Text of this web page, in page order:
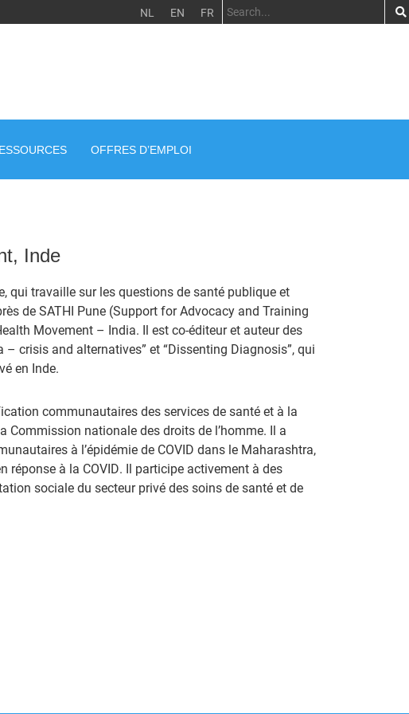
NL EN FR
OFFRES D’EMPLOI
Inde
qui travaille sur les questions de santé publique et
de SATHI Pune (Support for Advocacy and Training
Movement – India. Il est co-éditeur et auteur des
– crisis and alternatives” et “Dissenting Diagnosis”, qui
en Inde.
communautaires des services de santé et à la
Commission nationale des droits de l’homme. Il a
à l’épidémie de COVID dans le Maharashtra,
à la COVID. Il participe activement à des
sociale du secteur privé des soins de santé et de